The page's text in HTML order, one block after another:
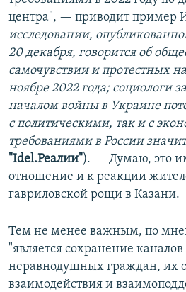
центра", — приводит пример
исследовании,
20 декабря, говорится об
самочувствии и протестных
ноябре 2022 года; социологи
началом войны в Украине
с политическими, так и с
требованиями в России
"Idel.Реалии"). — Думаю, это
отношение и к реакции
гавриловской рощи в Казани.
Тем не менее важным, по
"является сохранение
неравнодушных граждан, их
взаимодействия и